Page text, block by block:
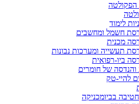
הפקולטה
לימוד
חשמל ומחשבים
מכנית
תעשייה ומערכות נבונות
ביו-רפואית
של חומרים
להיי-טק
בביומכניקה